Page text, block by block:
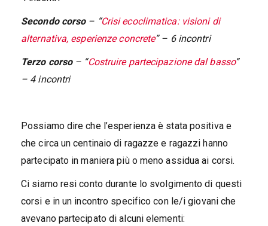
Secondo corso– “Crisi ecoclimatica: visioni di
alternativa, esperienze concrete” – 6 incontri
Terzo corso– “Costruire partecipazione dal basso”
– 4 incontri
Possiamo dire che l’esperienza è stata positiva e
che circa un centinaio di ragazze e ragazzi hanno
partecipato in maniera più o meno assidua ai corsi.
Ci siamo resi conto durante lo svolgimento di questi
corsi e in un incontro specifico con le/i giovani che
avevano partecipato di alcuni elementi: